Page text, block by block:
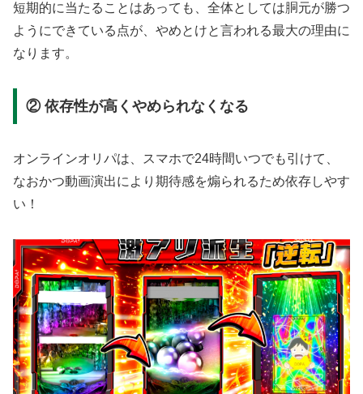
短期的に当たることはあっても、全体としては胴元が勝つ
ようにできている点が、やめとけと言われる最大の理由に
なります。
② 依存性が高くやめられなくなる
オンラインオリパは、スマホで24時間いつでも引けて、
なおかつ動画演出により期待感を煽られるため依存しやす
い！